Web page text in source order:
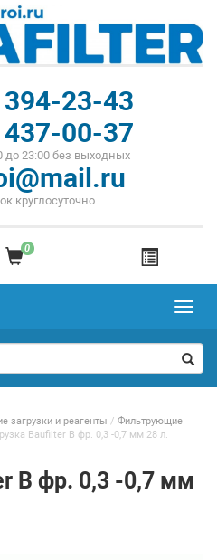
23-43
00-37
до 23:00 без выходных
круглосуточно
0
загрузки и реагенты / Фильтрующие
Baufilter B фр. 0,3 -0,7 мм 28 л.
B фр. 0,3 -0,7 мм